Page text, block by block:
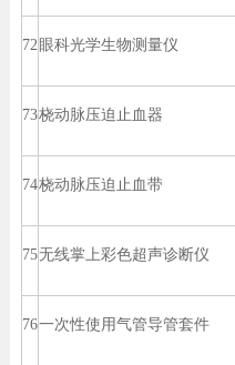
72 眼科光学生物测量仪
73桡动脉压迫止血器
74桡动脉压迫止血带
75无线掌上彩色超声诊断仪
76一次性使用气管导管套件